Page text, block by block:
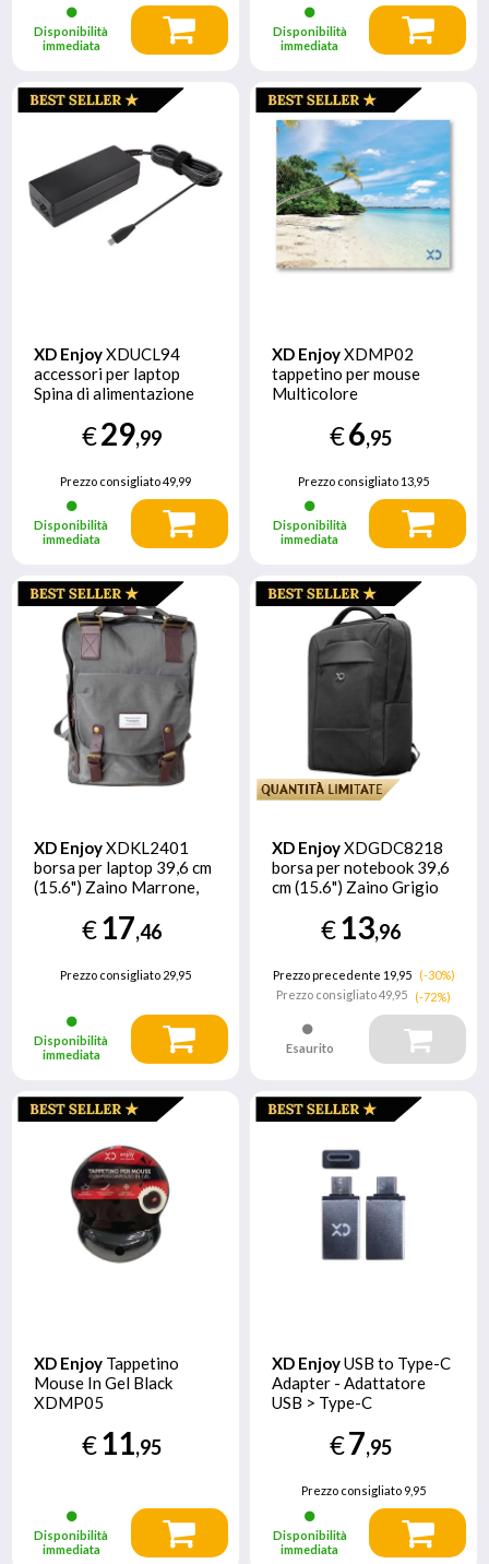
Disponibilità
immediata
Disponibilità
immediata
XD EnjoyXDUCL94
accessori per laptop
Spina di alimentazione
€29,99
Prezzo consigliato49,99
Disponibilità
immediata
XD EnjoyXDMP02
tappetino per mouse
Multicolore
€6,95
Prezzo consigliato 13,95
Disponibilità
immediata
XD EnjoyXDKL2401
borsa per laptop 39,6 cm
(15.6") Zaino Marrone,
€17,46
Prezzo consigliato29,95
Disponibilità
immediata
XD EnjoyXDGDC8218
borsa per notebook 39,6
cm (15.6") Zaino Grigio
€13,96
Prezzo precedente 19,95
(-30%)
Prezzo consigliato49,95 (-72%)
Esaurito
XD Enjoy Tappetino
Mouse In Gel Black
XDMP05
€11,95
Disponibilità
immediata
XD EnjoyUSB to Type-C
Adapter - Adattatore
USB > Type-C
€7,95
Prezzo consigliato 9,95
Disponibilità
immediata